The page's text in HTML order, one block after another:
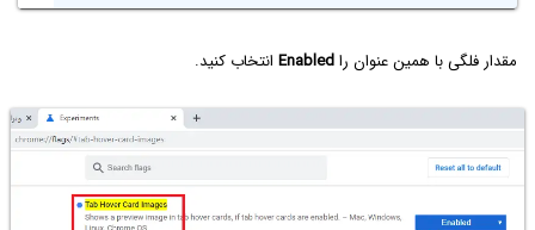
مقدار فلگی با همین عنوان راEnabled انتخاب کنید.